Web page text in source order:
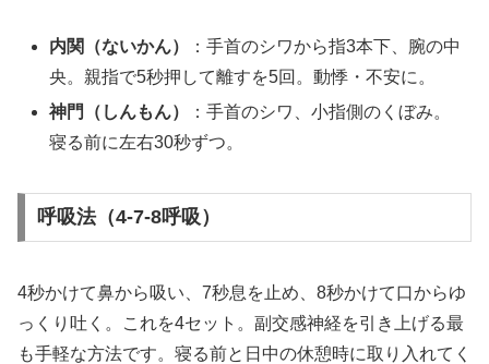
内関（ないかん）
：手首のシワから指3本下、腕の中
央。親指で5秒押して離すを5回。動悸・不安に。
神門（しんもん）
：手首のシワ、小指側のくぼみ。
寝る前に左右30秒ずつ。
呼吸法（4-7-8呼吸）
4秒かけて鼻から吸い、7秒息を止め、8秒かけて口からゆ
っくり吐く。これを4セット。副交感神経を引き上げる最
も手軽な方法です。寝る前と日中の休憩時に取り入れてく